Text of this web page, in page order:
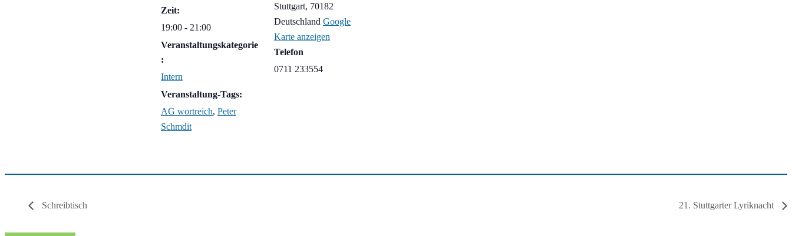
Zeit:
19:00 - 21:00
Veranstaltungskategorie
:
Intern
Veranstaltung-Tags:
AG wortreich, Peter
Schmdit
Stuttgart, 70182
Deutschland Google
Karte anzeigen
Telefon
0711 233554
Schreibtisch 21. Stuttgarter Lyriknacht